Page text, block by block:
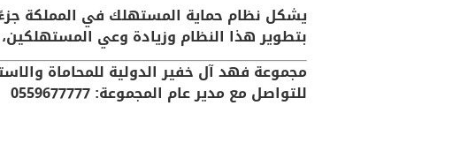
يشكل نظام حماية المستهلك في المملكة
بتطوير هذا النظام وزيادة وعي
مجموعة فهد آل خفير الدولية للمحاماة
للتواصل مع مدير عام المجموعة: 0559677777